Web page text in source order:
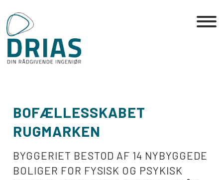
the
content
BOFÆLLESSKABET
RUGMARKEN
BYGGERIET BESTOD AF 14 NYBYGGEDE
BOLIGER FOR FYSISK OG PSYKISK